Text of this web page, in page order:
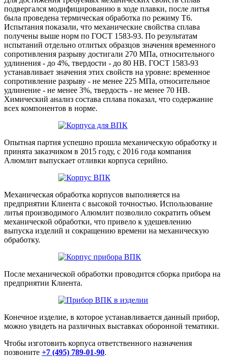
подвергался модифицированию в ходе плавки, после литья
была проведена термическая обработка по режиму Т6.
Испытания показали, что механические свойства сплава
получены выше норм по ГОСТ 1583-93. По результатам
испытаний отдельно отлитых образцов значения временного
сопротивления разрыву достигали 270 МПа, относительного
удлинения - до 4%, твердости - до 80 HB. ГОСТ 1583-93
устанавливает значения этих свойств на уровне: временное
сопротивление разрыву - не менее 225 МПа, относительное
удлинение - не менее 3%, твердость - не менее 70 HB.
Химический анализ состава сплава показал, что содержание
всех компонентов в норме.
Опытная партия успешно прошла механическую обработку и
принята заказчиком в 2015 году, с 2016 года компания
Алюмлит выпускает отливки корпуса серийно.
Механическая обработка корпусов выполняется на
предприятии Клиента с высокой точностью. Использование
литья производимого Алюмлит позволило сократить объем
механической обработки, что привело к удешевлению
выпуска изделий и сокращению времени на механическую
обработку.
После механической обработки проводится сборка прибора на
предприятии Клиента.
Конечное изделие, в которое устанавливается данный прибор,
можно увидеть на различных выставках оборонной тематики.
Чтобы изготовить корпуса ответственного назначения
позвоните +7 (495) 789-01-90.